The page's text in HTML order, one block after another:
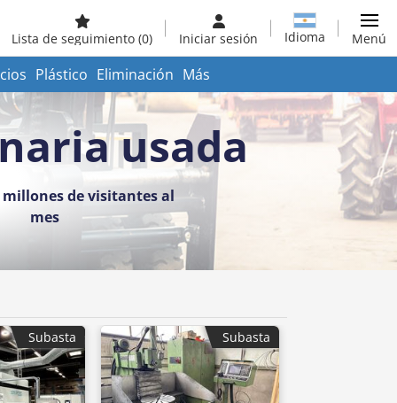
Lista de seguimiento (0) Iniciar sesión Idioma Menú
Plástico Eliminación Más
usada
millones de visitantes al
mes
Subasta Subasta